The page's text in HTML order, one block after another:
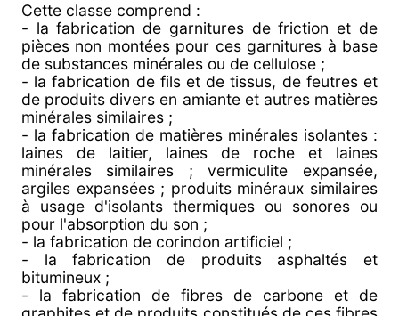
Cette classe comprend :
- la fabrication de garnitures de friction et de
pièces non montées pour ces garnitures à base
de substances minérales ou de cellulose ;
- la fabrication de fils et de tissus, de feutres et
de produits divers en amiante et autres matières
minérales similaires ;
- la fabrication de matières minérales isolantes :
laines de laitier, laines de roche et laines
minérales similaires ; vermiculite expansée,
argiles expansées ; produits minéraux similaires
à usage d'isolants thermiques ou sonores ou
pour l'absorption du son ;
- la fabrication de corindon artificiel ;
- la fabrication de produits asphaltés et
bitumineux ;
- la fabrication de fibres de carbone et de